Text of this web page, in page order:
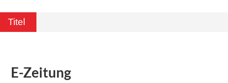
Titel
E-Zeitung